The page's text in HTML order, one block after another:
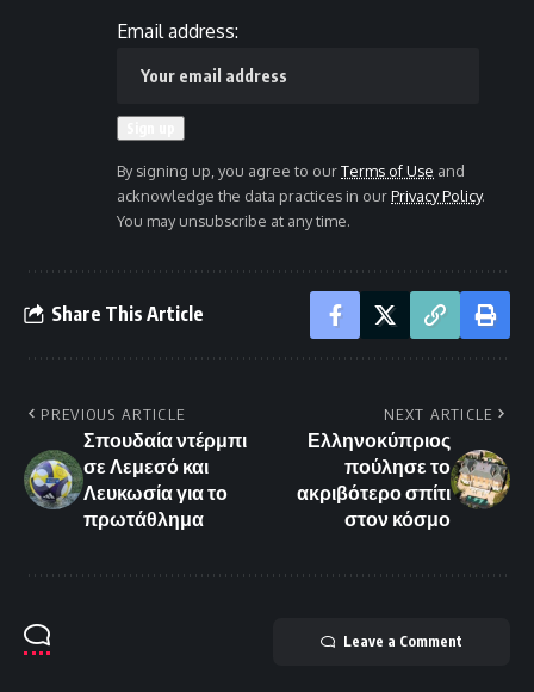
Email address:
By signing up, you agree to ourTerms of Use and
acknowledge the data practices in ourPrivacy Policy.
You may unsubscribe at any time.
Share This Article
PREVIOUS ARTICLE
Σπουδαία ντέρμπι
σε Λεμεσό και
Λευκωσία για το
πρωτάθλημα
NEXT ARTICLE
Ελληνοκύπριος
πούλησε το
ακριβότερο σπίτι
στον κόσμο
Leave a Comment